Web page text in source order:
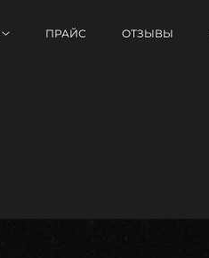
ПРАЙС ОТЗЫВЫ